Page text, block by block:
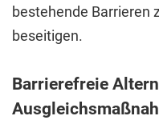
bestehende Barrieren
beseitigen.
Barrierefreie